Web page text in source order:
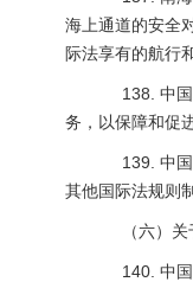
海上通道的安全
际法享有的航行
138. 中国积
务，以保障和促
139. 中国主
其他国际法规则
（六）关
140. 中国